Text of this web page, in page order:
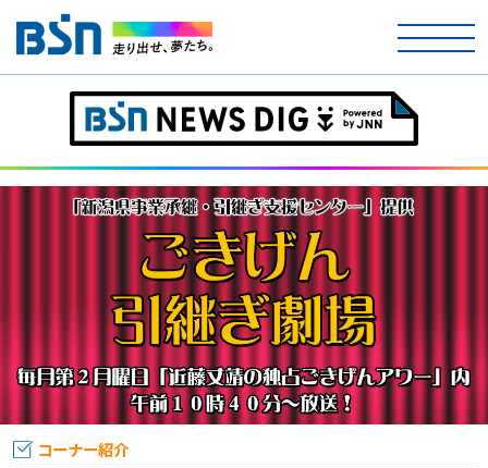
ホーム
テレビ
ラジオ
アナウンサー
イベント
ニュース
コーナー紹介